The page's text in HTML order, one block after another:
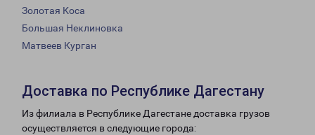
Золотая Коса
Большая Неклиновка
Матвеев Курган
Доставка по Республике Дагестану
Из филиала в Республике Дагестане доставка грузов
осуществляется в следующие города: